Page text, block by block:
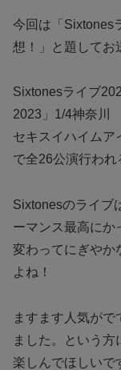
今回は「Sixtones
想！
」と題してお
Sixtonesライブ
2023」1/4神奈川
セキスイハイムア
で全26公演行われ
Sixtonesのライブ
ーマンス最高にか
変わってにぎやか
よね！
ますます人気がで
ました。という
楽しんでほしいで